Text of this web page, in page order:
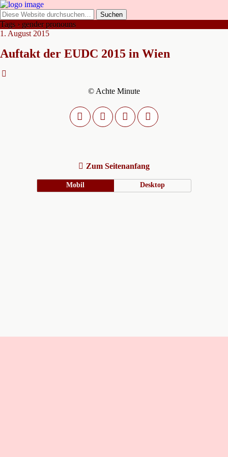
Tags › gender pronouns
1. August 2015
Auftakt der EUDC 2015 in Wien
© Achte Minute
Zum Seitenanfang
Mobil Desktop